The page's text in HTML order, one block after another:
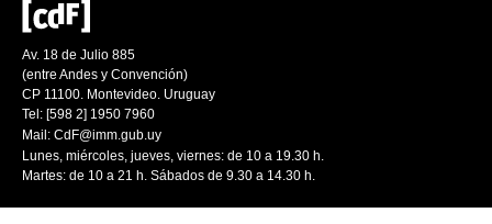
Av. 18 de Julio 885
(entre Andes y Convención)
CP 11100. Montevideo. Uruguay
Tel: [598 2] 1950 7960
Mail: CdF@imm.gub.uy
Lunes, miércoles, jueves, viernes: de 10 a 19.30 h.
Martes: de 10 a 21 h. Sábados de 9.30 a 14.30 h.